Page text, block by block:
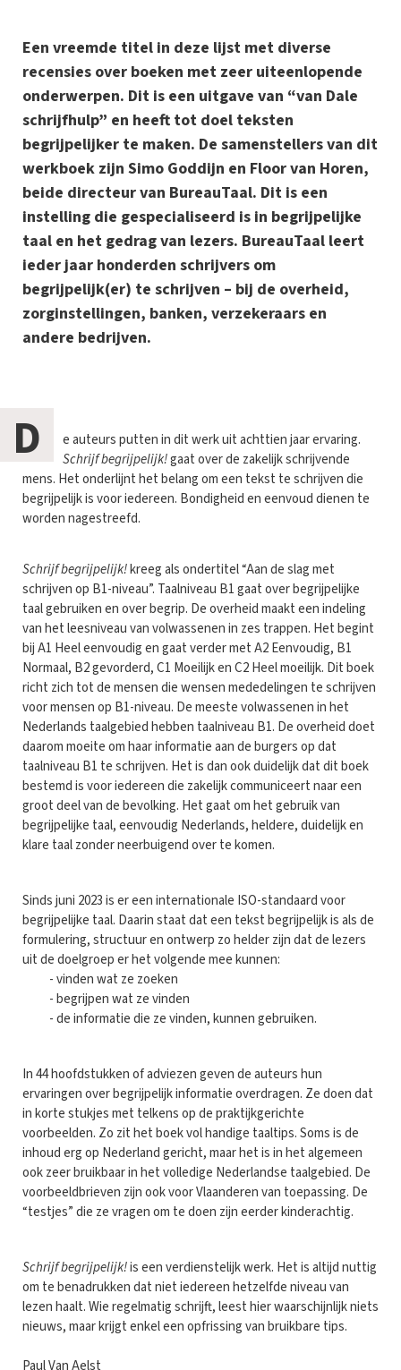
Een vreemde titel in deze lijst met diverse
recensies over boeken met zeer uiteenlopende
onderwerpen. Dit is een uitgave van “van Dale
schrijfhulp” en heeft tot doel teksten
begrijpelijker te maken. De samenstellers van dit
werkboek zijn Simo Goddijn en Floor van Horen,
beide directeur van BureauTaal. Dit is een
instelling die gespecialiseerd is in begrijpelijke
taal en het gedrag van lezers. BureauTaal leert
ieder jaar honderden schrijvers om
begrijpelijk(er) te schrijven – bij de overheid,
zorginstellingen, banken, verzekeraars en
andere bedrijven.
D
e auteurs putten in dit werk uit achttien jaar ervaring.
Schrijf begrijpelijk!gaat over de zakelijk schrijvende
mens. Het onderlijnt het belang om een tekst te schrijven die
begrijpelijk is voor iedereen. Bondigheid en eenvoud dienen te
worden nagestreefd.
Schrijf begrijpelijk!kreeg als ondertitel “Aan de slag met
schrijven op B1-niveau”. Taalniveau B1 gaat over begrijpelijke
taal gebruiken en over begrip. De overheid maakt een indeling
van het leesniveau van volwassenen in zes trappen. Het begint
bij A1 Heel eenvoudig en gaat verder met A2 Eenvoudig, B1
Normaal, B2 gevorderd, C1 Moeilijk en C2 Heel moeilijk. Dit boek
richt zich tot de mensen die wensen mededelingen te schrijven
voor mensen op B1-niveau. De meeste volwassenen in het
Nederlands taalgebied hebben taalniveau B1. De overheid doet
daarom moeite om haar informatie aan de burgers op dat
taalniveau B1 te schrijven. Het is dan ook duidelijk dat dit boek
bestemd is voor iedereen die zakelijk communiceert naar een
groot deel van de bevolking. Het gaat om het gebruik van
begrijpelijke taal, eenvoudig Nederlands, heldere, duidelijk en
klare taal zonder neerbuigend over te komen.
Sinds juni 2023 is er een internationale ISO-standaard voor
begrijpelijke taal. Daarin staat dat een tekst begrijpelijk is als de
formulering, structuur en ontwerp zo helder zijn dat de lezers
uit de doelgroep er het volgende mee kunnen:
- vinden wat ze zoeken
- begrijpen wat ze vinden
- de informatie die ze vinden, kunnen gebruiken.
In 44 hoofdstukken of adviezen geven de auteurs hun
ervaringen over begrijpelijk informatie overdragen. Ze doen dat
in korte stukjes met telkens op de praktijkgerichte
voorbeelden. Zo zit het boek vol handige taaltips. Soms is de
inhoud erg op Nederland gericht, maar het is in het algemeen
ook zeer bruikbaar in het volledige Nederlandse taalgebied. De
voorbeeldbrieven zijn ook voor Vlaanderen van toepassing. De
“testjes” die ze vragen om te doen zijn eerder kinderachtig.
Schrijf begrijpelijk!is een verdienstelijk werk. Het is altijd nuttig
om te benadrukken dat niet iedereen hetzelfde niveau van
lezen haalt. Wie regelmatig schrijft, leest hier waarschijnlijk niets
nieuws, maar krijgt enkel een opfrissing van bruikbare tips.